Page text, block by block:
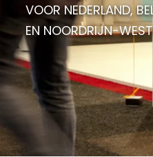
VOOR NEDERLAND,
EN NOORDRIJN-